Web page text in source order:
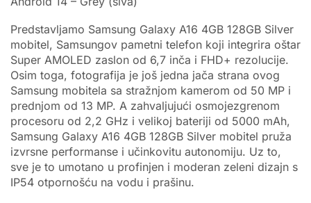
Predstavljamo Samsung Galaxy A16 4GB 128GB Silver
mobitel, Samsungov pametni telefon koji integrira oštar
Super AMOLED zaslon od 6,7 inča i FHD+ rezolucije.
Osim toga, fotografija je još jedna jača strana ovog
Samsung mobitela sa stražnjom kamerom od 50 MP i
prednjom od 13 MP. A zahvaljujući osmojezgrenom
procesoru od 2,2 GHz i velikoj bateriji od 5000 mAh,
Samsung Galaxy A16 4GB 128GB Silver mobitel pruža
izvrsne performanse i učinkovitu autonomiju. Uz to,
sve je to umotano u profinjen i moderan zeleni dizajn s
IP54 otpornošću na vodu i prašinu.